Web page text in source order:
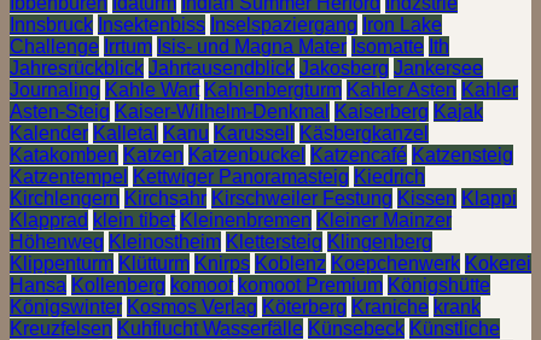
Innsbruck Insektenbiss Inselspaziergang Iron Lake
Challenge Irrtum Isis- und Magna Mater Isomatte Ith
Jahresrückblick Jahrtausendblick Jakosberg Jankersee
Journaling Kahle Wart Kahlenbergturm Kahler Asten Kahler
Asten-Steig Kaiser-Wilhelm-Denkmal Kaiserberg Kajak
Kalender Kalletal Kanu Karussell
Käsbergkanzel
Katakomben Katzen Katzenbuckel Katzencafé Katzensteig
Katzentempel Kettwiger Panoramasteig Kiedrich
Kirchlengern Kirchsahr Kirschweiler Festung Kissen Klappi
Klapprad klein tibet Kleinenbremen Kleiner Mainzer
Höhenweg Kleinostheim Klettersteig Klingenberg
Klippenturm Klütturm Knirps Koblenz Koepchenwerk Kokerei
Hansa Kollenberg komoot komoot Premium Königshütte
Königswinter Kosmos Verlag Köterberg Kraniche krank
Kreuzfelsen Kuhflucht Wasserfälle Künsebeck Künstliche